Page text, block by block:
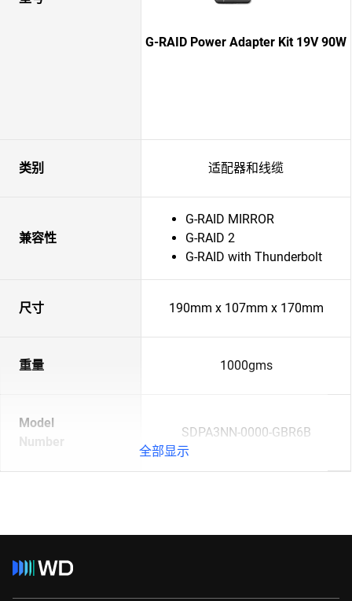
G-RAID Power Adapter Kit 19V 90W
类别 适配器和线缆
兼容性
G-RAID MIRROR
G-RAID 2
G-RAID with Thunderbolt
尺寸 190mm x 107mm x 170mm
重量 1000gms
Model
Number
SDPA3NN-0000-GBR6B
全部显示